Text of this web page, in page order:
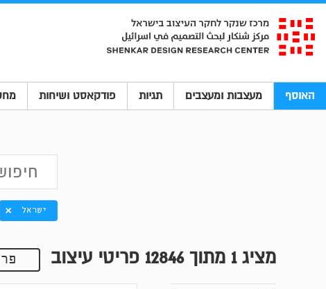
האוסף מעצבות ומעצבים תגיות פודקאסט ושיחות
ישראל
מציג1 מתוך 12846 פריטי עיצוב